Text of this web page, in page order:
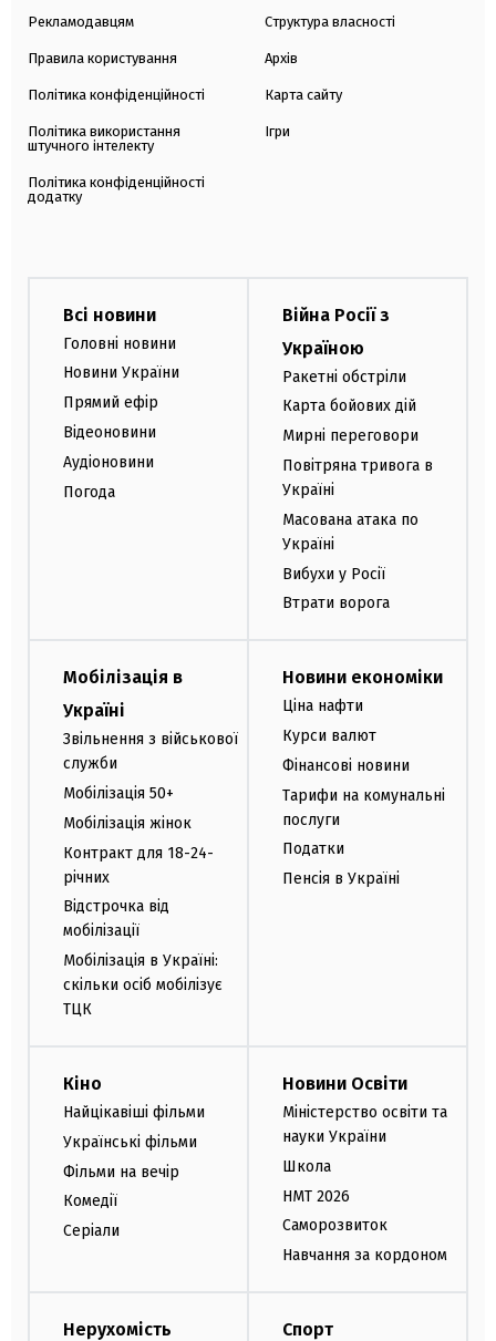
Рекламодавцям
Правила користування
Політика конфіденційності
Політика використання
штучного інтелекту
Політика конфіденційності
додатку
Структура власності
Архів
Карта сайту
Ігри
Всі новини
Головні новини
Новини України
Прямий ефір
Відеоновини
Аудіоновини
Погода
Війна Росії з
Україною
Ракетні обстріли
Карта бойових дій
Мирні переговори
Повітряна тривога в
Україні
Масована атака по
Україні
Вибухи у Росії
Втрати ворога
Мобілізація в
Україні
Звільнення з військової
служби
Мобілізація 50+
Мобілізація жінок
Контракт для 18-24-
річних
Відстрочка від
мобілізації
Мобілізація в Україні:
скільки осіб мобілізує
ТЦК
Новини економіки
Ціна нафти
Курси валют
Фінансові новини
Тарифи на комунальні
послуги
Податки
Пенсія в Україні
Кіно
Найцікавіші фільми
Українські фільми
Фільми на вечір
Комедії
Серіали
Новини Освіти
Міністерство освіти та
науки України
Школа
НМТ 2026
Саморозвиток
Навчання за кордоном
Нерухомість Спорт